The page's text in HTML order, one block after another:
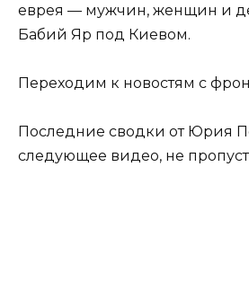
еврея — мужчин, женщин и
Бабий Яр под Киевом.
Переходим к новостям с
Последние сводки от Юрия
следующее видео, не